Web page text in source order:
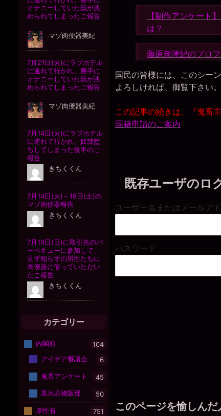
【制作アンケート
は？
藤原奈津紀のプロ
国民の皆様には、このシー
よろしければ、御覧下さい。
この記事の続きは、『鬼畜
国籍申請のご案内
既存ユーザのロ
ユーザー名またはメールア
パスワード
このページを愉しん
カテゴリー
内閣府
104
アイデア審議会
6
鬼畜アンケート
45
黒水晶物販部
50
厚性省
751